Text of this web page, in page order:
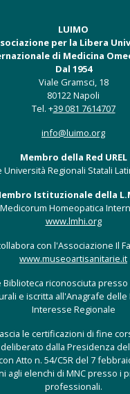
LUIMO
per la Libera
di Medicina
Dal 1954
Viale Gramsci, 18
80122 Napoli
Tel. +39 081 7614707
info@luimo.org
Membro della Red UREL
Università Regionali Statali
Istituzionale della
Homeopatica
www.lmhi.org
con l'Associazione Il
www.museoartisanitarie.it
Biblioteca riconosciuta
e iscritta all'Anagrafe
Interesse Regionale
le certificazioni di fine
dalla Presidenza
Atto n. 54/C5R del 7
agli elenchi di MNC presso i
professionali.